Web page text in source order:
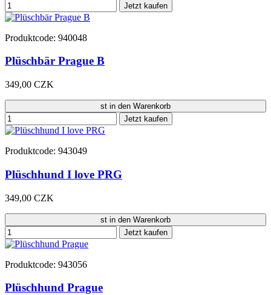
Jetzt kaufen
Produktcode: 940048
Plüschbär Prague B
349,00 CZK
st in den Warenkorb
Jetzt kaufen
Produktcode: 943049
Plüschhund I love PRG
349,00 CZK
st in den Warenkorb
Jetzt kaufen
Produktcode: 943056
Plüschhund Prague